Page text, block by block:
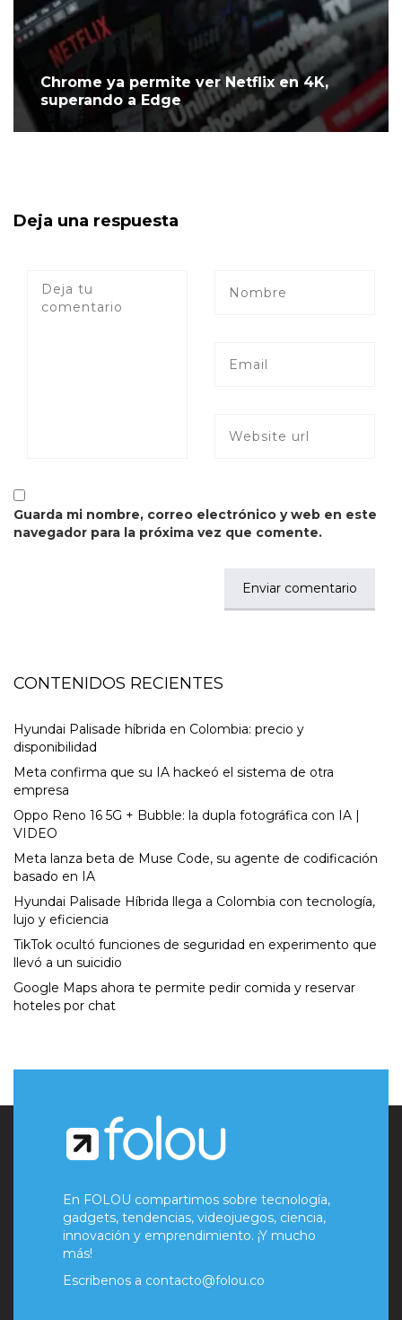
Chrome ya permite ver Netflix en 4K,
superando a Edge
Deja una respuesta
Guarda mi nombre, correo electrónico y web en este
navegador para la próxima vez que comente.
CONTENIDOS RECIENTES
Hyundai Palisade híbrida en Colombia: precio y
disponibilidad
Meta confirma que su IA hackeó el sistema de otra
empresa
Oppo Reno 16 5G + Bubble: la dupla fotográfica con IA |
VIDEO
Meta lanza beta de Muse Code, su agente de codificación
basado en IA
Hyundai Palisade Híbrida llega a Colombia con tecnología,
lujo y eficiencia
TikTok ocultó funciones de seguridad en experimento que
llevó a un suicidio
Google Maps ahora te permite pedir comida y reservar
hoteles por chat
En FOLOU compartimos sobre tecnología,
gadgets, tendencias, videojuegos, ciencia,
innovación y emprendimiento. ¡Y mucho
más!
Escríbenos a contacto@folou.co